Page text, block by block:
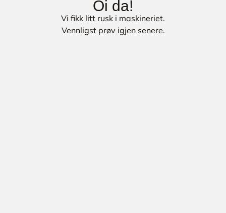
Oi da!
Vi fikk litt rusk i maskineriet.
Vennligst prøv igjen senere.